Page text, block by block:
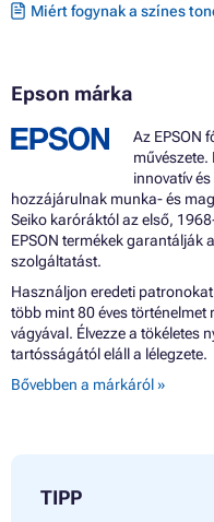
Miért fogynak a színes
Epson márka
Az EPSON
művészete.
innovatív
hozzájárulnak munka- és
Seiko karóráktól az első,
EPSON termékek garantálják
szolgáltatást.
Használjon eredeti
több mint 80 éves történelmet
vágyával. Élvezze a tökéletes
tartósságától eláll a lélegzete.
Bővebben a márkáról »
TIPP